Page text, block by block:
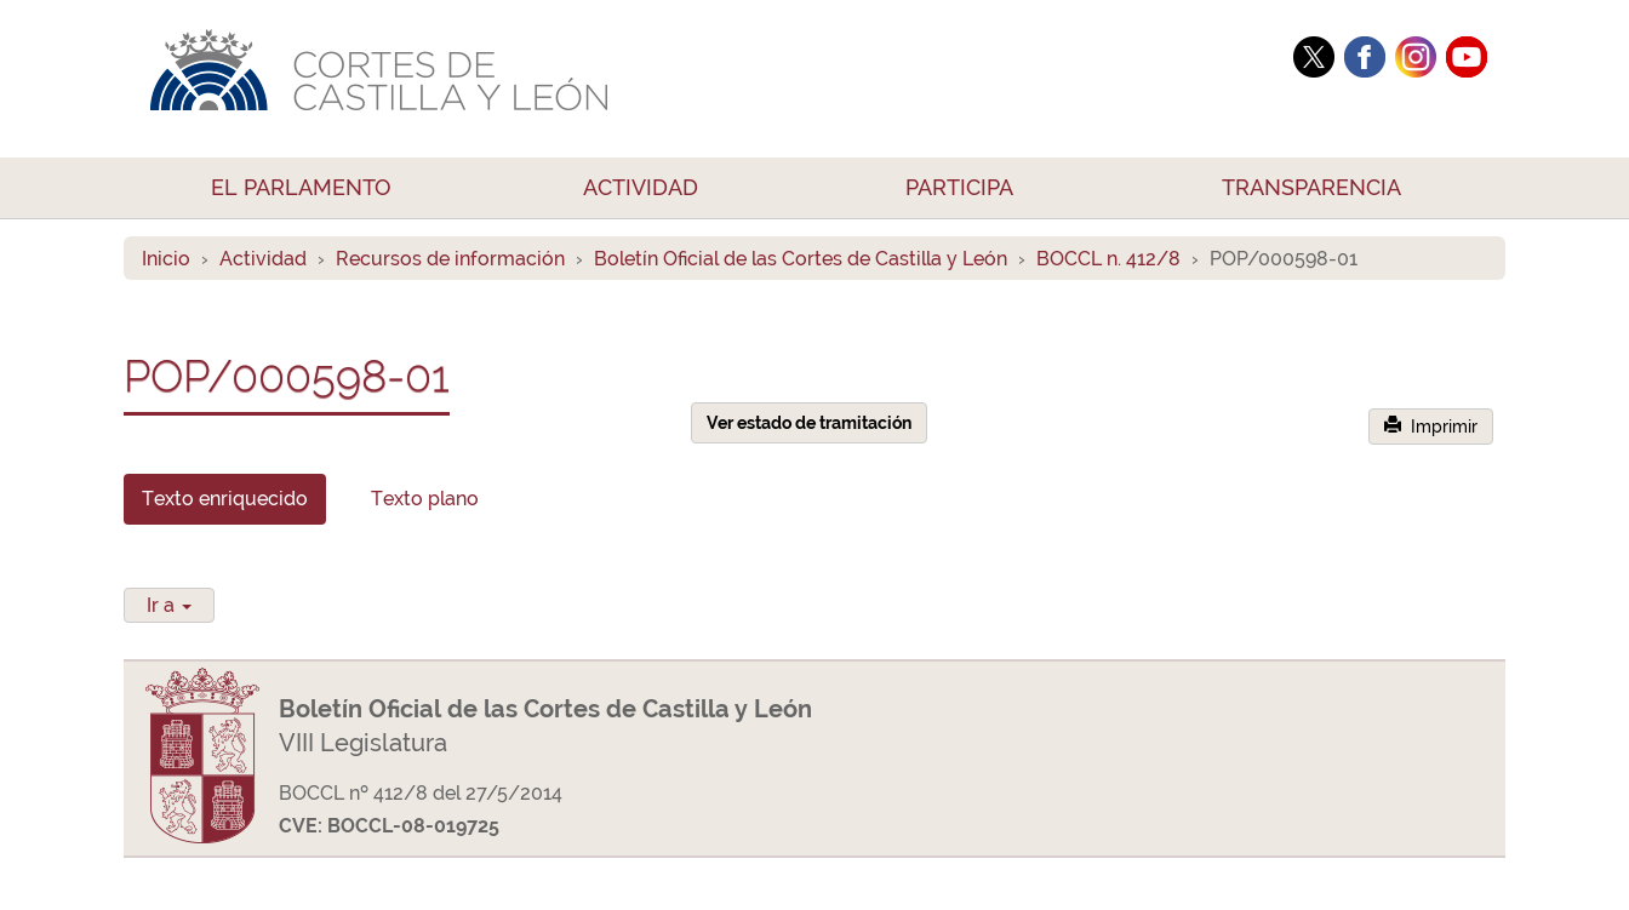
EL PARLAMENTO ACTIVIDAD PARTICIPA TRANSPARENCIA
Inicio Actividad Recursos de información Boletín Oficial de las Cortes de Castilla y León BOCCL n. 412/8 POP/000598-01
POP/000598-01
Ver estado de tramitación Imprimir
Texto enriquecido Texto plano
Ir a
Boletín Oficial de las Cortes de Castilla y León
VIII Legislatura
BOCCL nº 412/8 del 27/5/2014
CVE: BOCCL-08-019725